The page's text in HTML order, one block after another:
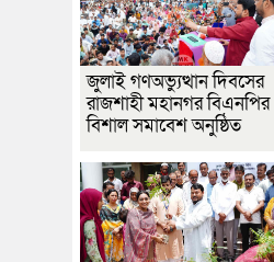
জুলাই গণঅভ্যুত্থান দিবসের
রাজশাহী মহানগর বিএনপির
বিশাল সমাবেশ অনুষ্ঠিত